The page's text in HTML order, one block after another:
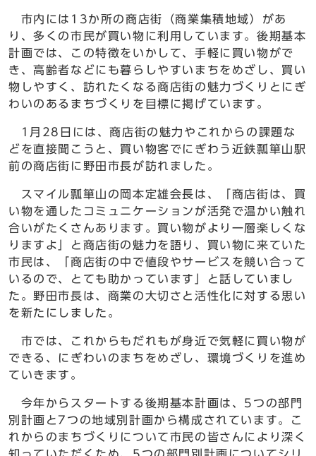
市内には13か所の商店街（商業集積地域）があ
り、多くの市民が買い物に利用しています。後期基本
計画では、この特徴をいかして、手軽に買い物がで
き、高齢者などにも暮らしやすいまちをめざし、買い
物しやすく、訪れたくなる商店街の魅力づくりとにぎ
わいのあるまちづくりを目標に掲げています。
1月28日には、商店街の魅力やこれからの課題な
どを直接聞こうと、買い物客でにぎわう近鉄瓢箪山駅
前の商店街に野田市長が訪れました。
スマイル瓢箪山の岡本定雄会長は、「商店街は、買
い物を通したコミュニケーションが活発で温かい触れ
合いがたくさんあります。買い物がより一層楽しくな
りますよ」と商店街の魅力を語り、買い物に来ていた
市民は、「商店街の中で値段やサービスを競い合って
いるので、とても助かっています」と話していまし
た。野田市長は、商業の大切さと活性化に対する思い
を新たにしました。
市では、これからもだれもが身近で気軽に買い物が
できる、にぎわいのまちをめざし、環境づくりを進め
ていきます。
今年からスタートする後期基本計画は、5つの部門
別計画と7つの地域別計画から構成されています。こ
れからのまちづくりについて市民の皆さんにより深く